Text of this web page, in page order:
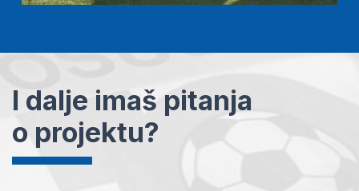
I dalje imaš pitanja
o projektu?